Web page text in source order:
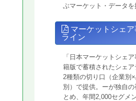
ぶマーケット・データを
マーケットシェア
ライン
「日本マーケットシェ
籍版で蓄積されたシェア
2種類の切り口（企業別
別）で提供。ーが独自の
とめ、年間2,000セグメ